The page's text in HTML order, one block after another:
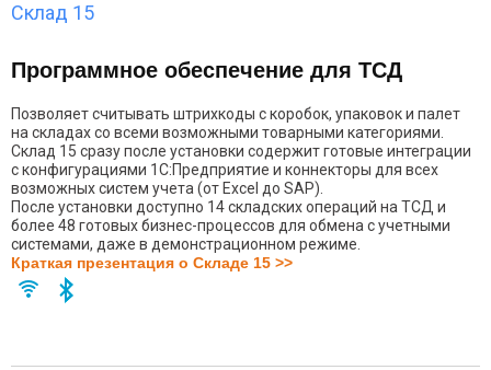
Склад 15
Программное обеспечение для ТСД
Позволяет считывать штрихкоды с коробок, упаковок и палет
на складах со всеми возможными товарными категориями.
Склад 15 сразу после установки содержит готовые интеграции
с конфигурациями 1С:Предприятие и коннекторы для всех
возможных систем учета (от Excel до SAP).
После установки доступно 14 складских операций на ТСД и
более 48 готовых бизнес-процессов для обмена с учетными
системами, даже в демонстрационном режиме.
Краткая презентация о Складе 15 >>